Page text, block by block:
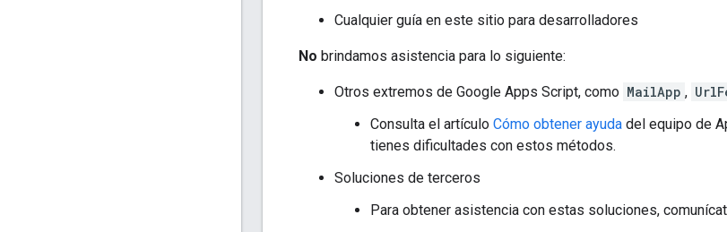
Cualquier guía en este sitio para desarrolladores
No brindamos asistencia para lo siguiente:
Otros extremos de Google Apps Script, como MailApp ,
Consulta el artículo Cómo obtener ayuda del equipo de
tienes dificultades con estos métodos.
Soluciones de terceros
Para obtener asistencia con estas soluciones,